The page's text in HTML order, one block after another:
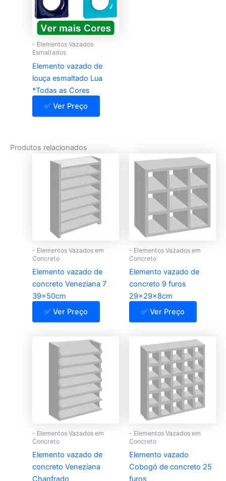
- Elementos Vazados
Esmaltados
Elemento vazado de
louça esmaltado Lua
*Todas as Cores
✅ Ver Preço
Produtos relacionados
- Elementos Vazados em
Concreto
Elemento vazado de
concreto Veneziana 7
39x50cm
✅ Ver Preço
- Elementos Vazados em
Concreto
Elemento vazado de
concreto 9 furos
29x29x8cm
✅ Ver Preço
- Elementos Vazados em
Concreto
Elemento vazado de
concreto Veneziana
Chanfrado
- Elementos Vazados em
Concreto
Elemento vazado
Cobogó de concreto 25
furos